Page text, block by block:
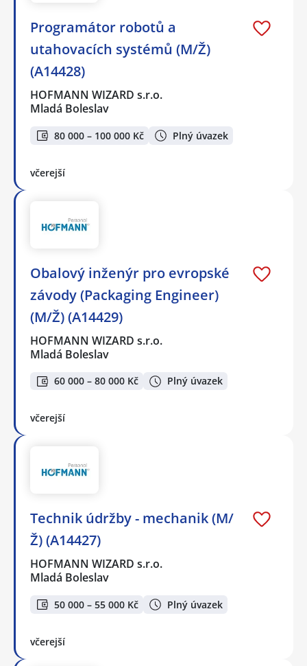
Programátor robotů a
utahovacích systémů (M/Ž)
(A14428)
HOFMANN WIZARD s.r.o.
Mladá Boleslav
80 000 – 100 000 Kč Plný úvazek
včerejší
Obalový inženýr pro evropské
závody (Packaging Engineer)
(M/Ž) (A14429)
HOFMANN WIZARD s.r.o.
Mladá Boleslav
60 000 – 80 000 Kč Plný úvazek
včerejší
Technik údržby - mechanik (M/
Ž) (A14427)
HOFMANN WIZARD s.r.o.
Mladá Boleslav
50 000 – 55 000 Kč Plný úvazek
včerejší